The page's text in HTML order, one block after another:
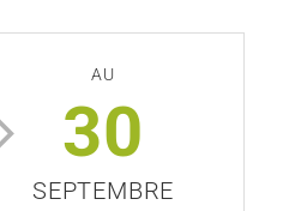
AU
30
SEPTEMBRE